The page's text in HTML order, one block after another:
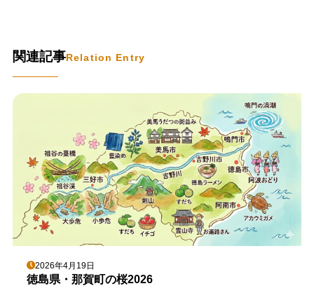
関連記事Relation Entry
2026年4月19日
徳島県・那賀町の桜2026